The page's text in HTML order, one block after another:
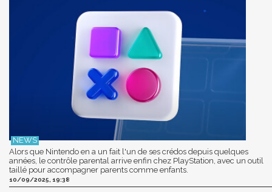
Alors que Nintendo en a un fait l'un de ses crédos depuis quelques
années, le contrôle parental arrive enfin chez PlayStation, avec un outil
taillé pour accompagner parents comme enfants.
10/09/2025, 19:38